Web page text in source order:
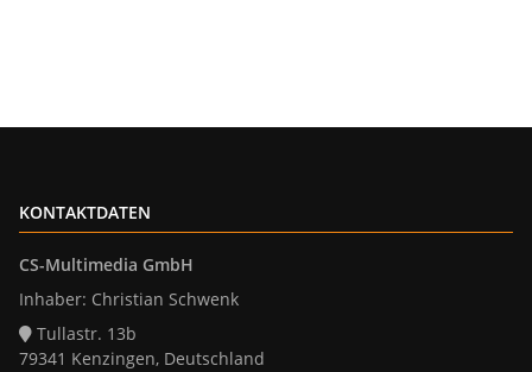
KONTAKTDATEN
CS-Multimedia GmbH
Inhaber: Christian Schwenk
Tullastr. 13b
79341 Kenzingen, Deutschland